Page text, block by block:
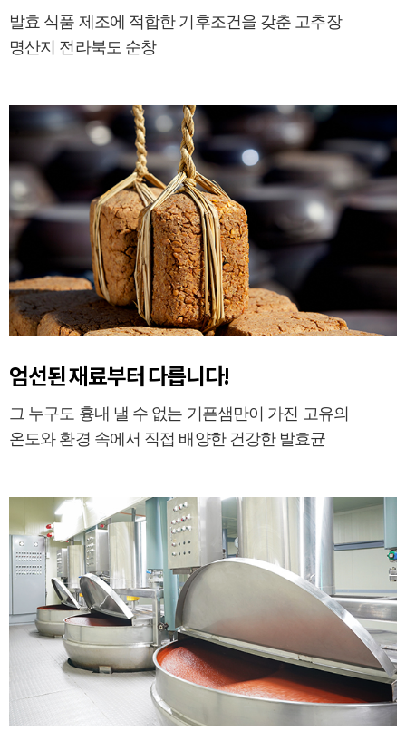
발효 식품 제조에 적합한 기후조건을 갖춘 고추장
명산지 전라북도 순창
엄선된 재료부터 다릅니다!
그 누구도 흉내 낼 수 없는 기픈샘만이 가진 고유의
온도와 환경 속에서 직접 배양한 건강한 발효균